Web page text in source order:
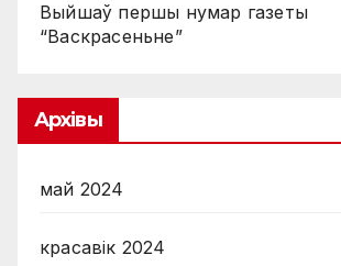
Выйшаў першы нумар газеты
“Васкрасеньне”
Архівы
май 2024
красавік 2024